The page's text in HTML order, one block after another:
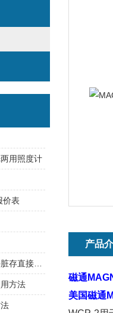
产品
磁通
美国磁通
用照度计
价表
方法